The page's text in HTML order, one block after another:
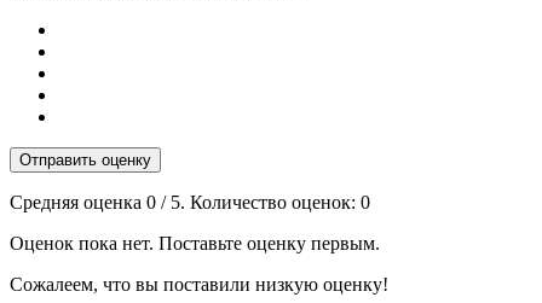
Отправить оценку
Средняя оценка 0 / 5. Количество оценок: 0
Оценок пока нет. Поставьте оценку первым.
Сожалеем, что вы поставили низкую оценку!